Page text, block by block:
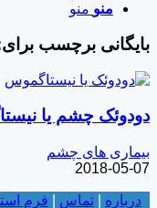
منو منو
بایگانی برچسب
دودوئک چشم یا
بیماری های چشم
2018-05-07
درباره تماس فرم